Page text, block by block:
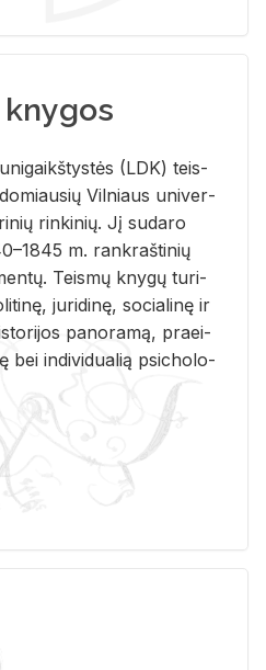
(LDK) teis­
Vil­niaus uni­ver­
rin­ki­nių. Jį su­da­ro
m. rank­raš­ti­nių
Teis­mų kny­gų tu­ri­
ju­ri­di­nę, so­cia­li­nę ir
pa­no­ra­mą, pra­ei­
bei in­di­vi­dua­lią psi­cho­lo­